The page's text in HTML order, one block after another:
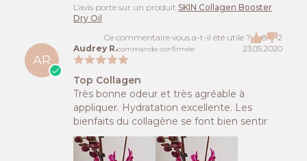
L’avis porte sur un produit SKIN Collagen Booster
Dry Oil
Ce commentaire vous a-t-il été utile ?
8 2
AR
Audrey R.commande confirmée 23.05.2020
Top Collagen
Très bonne odeur et très agréable à
appliquer. Hydratation excellente. Les
bienfaits du collagène se font bien sentir